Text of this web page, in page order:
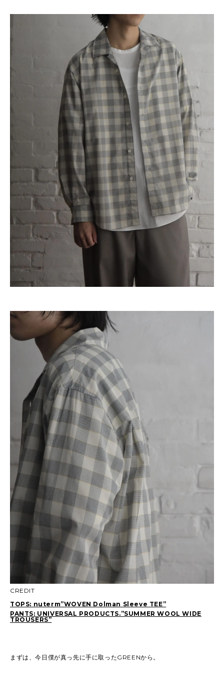
CREDIT
TOPS: nuterm”WOVEN Dolman Sleeve TEE”
PANTS: UNIVERSAL PRODUCTS.”SUMMER WOOL WIDE
TROUSERS”
まずは、今日僕が真っ先に手に取ったGREENから。